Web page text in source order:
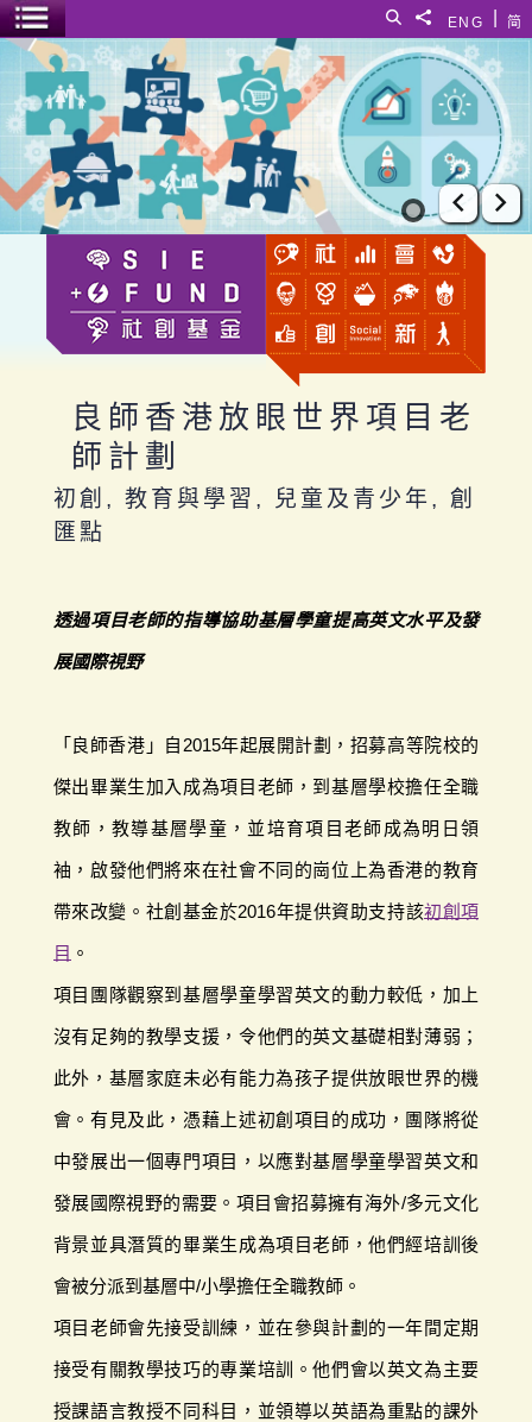
简
ENG
分享給
搜尋
選單開關
良師香港放眼世界項目老師計劃
上一張
下
良師香港放眼世界項目老
師計劃
初創, 教育與學習, 兒童及青少年, 創
匯點
透過項目老師的指導協助基層學童提高英文水平及發
展國際視野
「良師香港」自2015年起展開計劃，招募高等院校的
傑出畢業生加入成為項目老師，到基層學校擔任全職
教師，教導基層學童，並培育項目老師成為明日領
袖，啟發他們將來在社會不同的崗位上為香港的教育
帶來改變。社創基金於2016年提供資助支持該初創項
目 。
項目團隊觀察到基層學童學習英文的動力較低，加上
沒有足夠的教學支援，令他們的英文基礎相對薄弱；
此外，基層家庭未必有能力為孩子提供放眼世界的機
會。有見及此，憑藉上述初創項目的成功，團隊將從
中發展出一個專門項目，以應對基層學童學習英文和
發展國際視野的需要。項目會招募擁有海外/多元文化
背景並具潛質的畢業生成為項目老師，他們經培訓後
會被分派到基層中/小學擔任全職教師。
項目老師會先接受訓練，並在參與計劃的一年間定期
接受有關教學技巧的專業培訓。他們會以英文為主要
授課語言教授不同科目，並領導以英語為重點的課外